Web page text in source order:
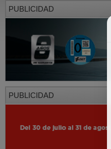
PUBLICIDAD
PUBLICIDAD